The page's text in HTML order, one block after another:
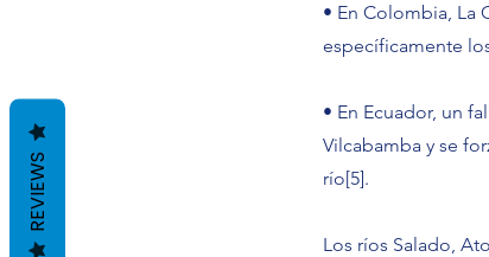
• En Colombia,
específicamente
• En Ecuador, un
Vilcabamba y se
río[5].
Los ríos Salado,
REVIEWS